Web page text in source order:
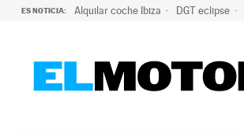
ES NOTICIA: Alquilar coche Ibiza DGT eclipse